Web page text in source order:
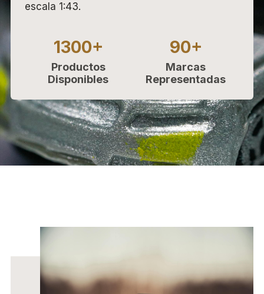
escala 1:43.
1300+
Productos
Disponibles
90+
Marcas
Representadas